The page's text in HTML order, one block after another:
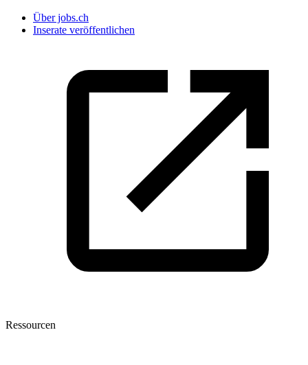
Über jobs.ch
Inserate veröffentlichen
Ressourcen